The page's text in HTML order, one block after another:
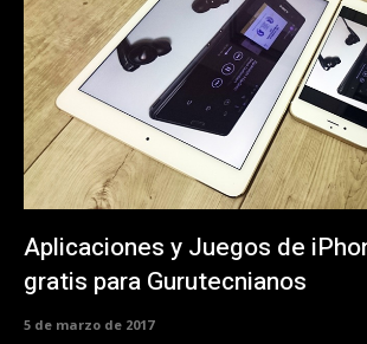
Aplicaciones y Juegos de
gratis para Gurutecnianos
5 de marzo de 2017